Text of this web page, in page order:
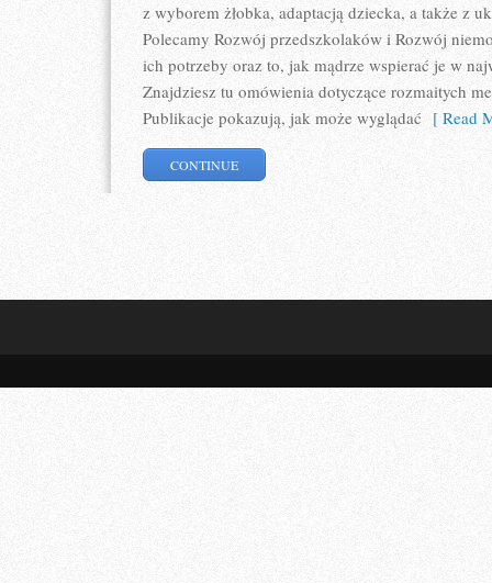
z wyborem żłobka, adaptacją dziecka, a także z
Polecamy Rozwój przedszkolaków i Rozwój
ich potrzeby oraz to, jak mądrze wspierać je w
Znajdziesz tu omówienia dotyczące rozmaitych
Publikacje pokazują, jak może wyglądać [ Read
CONTINUE